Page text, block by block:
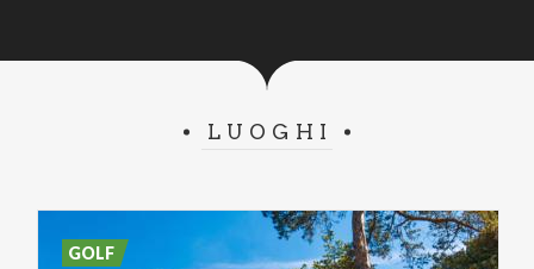
LUOGHI
GOLF